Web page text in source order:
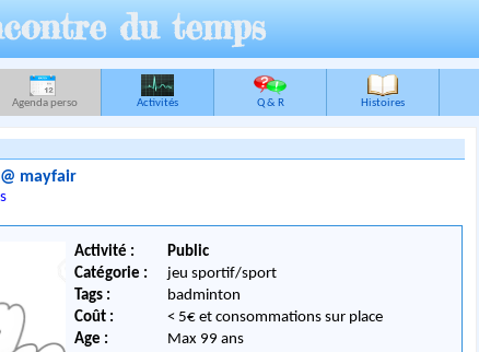
du temps
Agenda perso Activités Q & R Histoires
mayfair
Activité :
Public
Catégorie :
jeu sportif/sport
Tags :
badminton
Coût :
< 5€ et consommations sur place
Age :
Max 99 ans